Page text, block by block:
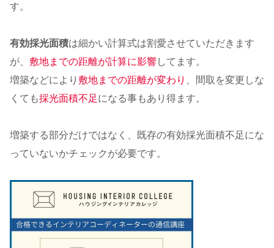
す。
有効採光面積は細かい計算式は割愛させていただきます
が、 敷地までの距離が計算に影響してます。
増築などにより 敷地までの距離が変わり
、間取を変更しな
くても採光面積不足になる事もあり得ます。
増築する部分だけではなく、既存の有効採光面積不足にな
っていないかチェックが必要です。